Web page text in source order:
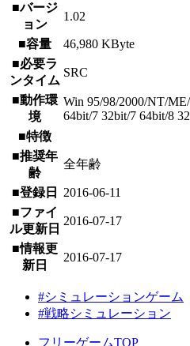
■バージ
ョン
1.02
■容量
46,980 KByte
■必要ラ
ンタイム
SRC
■動作環
境
Win 95/98/2000/NT/
64bit/7 32bit/7 64bit/8
■特徴
■推奨年
齢
全年齢
■登録日
2016-06-11
■ファイ
ル更新日
2016-07-17
■情報更
新日
2016-07-17
#シミュレーションゲーム
#戦略シミュレーション
フリーゲームTOP